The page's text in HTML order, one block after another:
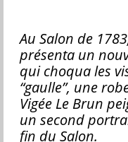
Au Salon de
présenta un
qui choqua les
“gaulle”, une
Vigée Le Brun
un second
fin du Salon.